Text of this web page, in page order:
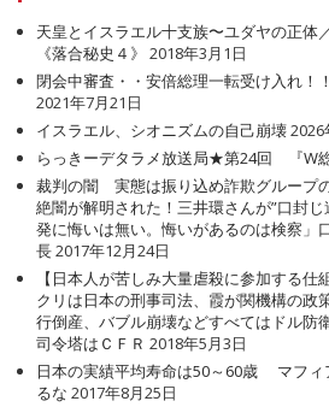
天皇とイスラエル十支族〜ユダヤの正体
《落合秘史４》 2018年3月1日
閉会中審査・・安倍総理一転受け入れ！
2021年7月21日
イスラエル、シオニズムの自己崩壊2026
らっきーデタラメ放送局★第24回 『W総
裁判の闇 実態は振り込め詐欺グループ
絶闇が解明された！三井環さんが”口封
発に悔いは無い。悔いがあるのは検察」
長2017年12月24日
【日本人が苦しみ大量虐殺に参加する仕
クリは日本の刑事司法、霞が関機構の
行倒産、バブル崩壊などすべてはドル防
司令塔はＣＦＲ 2018年5月3日
日本の実績平均寿命は50～60歳 マフィ
るな 2017年8月25日